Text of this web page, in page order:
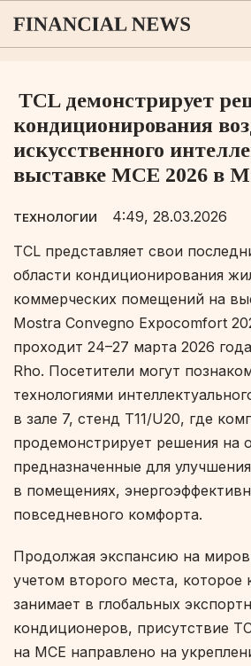
TCL демонстрирует
кондиционирования
искусственного
выставке MCE 2026 в
ТЕХНОЛОГИИ
4:49, 28.03.2026
TCL представляет свои
области кондиционирования
коммерческих помещений на
Mostra Convegno Expocomfort
проходит 24–27 марта 2026
Rho. Посетители могут
технологиями
в зале 7, стенд T11/U20, где
продемонстрирует решения на
предназначенные для
в помещениях,
повседневного комфорта.
Продолжая экспансию на
учетом второго места, которое
занимает в глобальных
кондиционеров, присутствие
на MCE направлено на